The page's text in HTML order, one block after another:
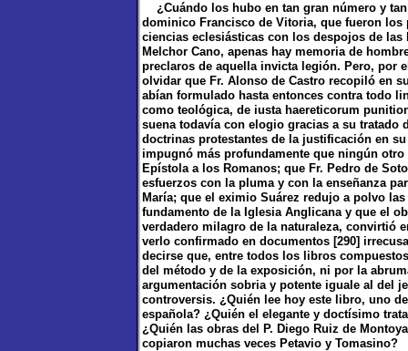
¿Cuándo los hubo en tan gran número y
dominico Francisco de Vitoria, que fueron
ciencias eclesiásticas con los despojos de
Melchor Cano, apenas hay memoria de
preclaros de aquella invicta legión. Pero, por
olvidar que Fr. Alonso de Castro recopiló en
abían formulado hasta entonces contra todo
como teológica, de iusta haereticorum
suena todavía con elogio gracias a su
doctrinas protestantes de la justificación en
impugnó más profundamente que ningún
Epístola a los Romanos; que Fr. Pedro de
esfuerzos con la pluma y con la enseñanza
María; que el eximio Suárez redujo a polvo
fundamento de la Iglesia Anglicana y que el
verdadero milagro de la naturaleza, convirtió
verlo confirmado en documentos [290]
decirse que, entre todos los libros
del método y de la exposición, ni por la
argumentación sobria y potente iguale al del
controversis. ¿Quién lee hoy este libro, uno
española? ¿Quién el elegante y doctísimo
¿Quién las obras del P. Diego Ruiz de
copiaron muchas veces Petavio y Tomasino?